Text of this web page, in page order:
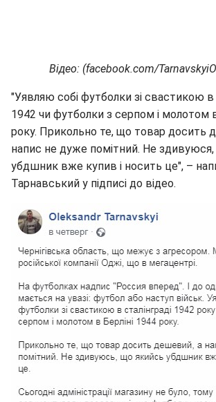
Відео: (facebook.com/
"Уявляю собі футболки зі свастикою в
1942 чи футболки з серпом і молотом
року. Прикольно те, що товар досить
напис не дуже помітний. Не
убдшник вже купив і носить це", –
Тарнавський у підписі до відео.